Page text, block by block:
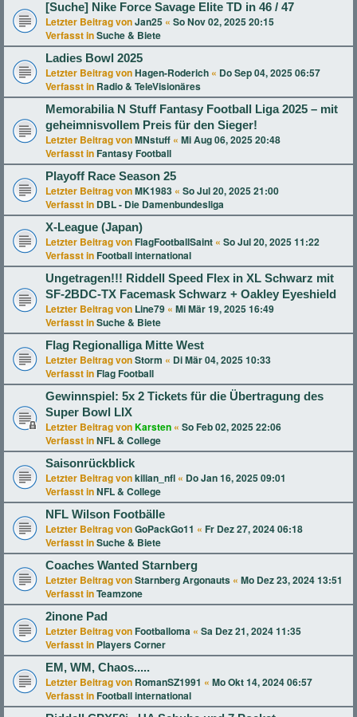
[Suche] Nike Force Savage Elite TD in 46 / 47
Letzter Beitrag vonJan25 « So Nov 02, 2025 20:15
Verfasst inSuche & Biete
Ladies Bowl 2025
Letzter Beitrag vonHagen-Roderich « Do Sep 04, 2025 06:57
Verfasst in Radio & TeleVisionäres
Memorabilia N Stuff Fantasy Football Liga 2025 – mit
geheimnisvollem Preis für den Sieger!
Letzter Beitrag vonMNstuff « Mi Aug 06, 2025 20:48
Verfasst in Fantasy Football
Playoff Race Season 25
Letzter Beitrag vonMK1983 « So Jul 20, 2025 21:00
Verfasst in DBL - Die Damenbundesliga
X-League (Japan)
Letzter Beitrag von FlagFootballSaint « So Jul 20, 2025 11:22
Verfasst in Football international
Ungetragen!!! Riddell Speed Flex in XL Schwarz mit
SF-2BDC-TX Facemask Schwarz + Oakley Eyeshield
Letzter Beitrag von Line79 « Mi Mär 19, 2025 16:49
Verfasst inSuche & Biete
Flag Regionalliga Mitte West
Letzter Beitrag vonStorm « Di Mär 04, 2025 10:33
Verfasst in Flag Football
Gewinnspiel: 5x 2 Tickets für die Übertragung des
Super Bowl LIX
Letzter Beitrag vonKarsten « So Feb 02, 2025 22:06
Verfasst inNFL & College
Saisonrückblick
Letzter Beitrag vonkilian_nfl « Do Jan 16, 2025 09:01
Verfasst inNFL & College
NFL Wilson Footbälle
Letzter Beitrag vonGoPackGo11 « Fr Dez 27, 2024 06:18
Verfasst inSuche & Biete
Coaches Wanted Starnberg
Letzter Beitrag vonStarnberg Argonauts « Mo Dez 23, 2024 13:51
Verfasst inTeamzone
2inone Pad
Letzter Beitrag von Footballoma « Sa Dez 21, 2024 11:35
Verfasst in Players Corner
EM, WM, Chaos.....
Letzter Beitrag von RomanSZ1991 « Mo Okt 14, 2024 06:57
Verfasst in Football international